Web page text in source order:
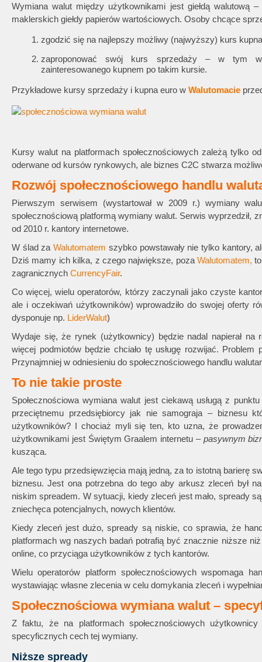
Wymiana walut między użytkownikami jest giełdą walutową
maklerskich giełdy papierów wartościowych. Osoby chcące
zgodzić się na najlepszy możliwy (najwyższy) kurs
zaproponować swój kurs sprzedaży – w tym
zainteresowanego kupnem po takim kursie.
Przykładowe kursy sprzedaży i kupna euro w Walutomacie
Kursy walut na platformach społecznościowych zależą tylko
oderwane od kursów rynkowych, ale biznes C2C stwarza
Rozwój społecznościowego handlu
Pierwszym serwisem (wystartował w 2009 r.) wymiany
społecznościową platformą wymiany walut. Serwis wyprzedził,
od 2010 r. kantory internetowe.
W ślad zaWalutomatem szybko powstawały nie tylko kantory,
Dziś mamy ich kilka, z czego największe, poza Walutomatem,
zagranicznych CurrencyFair.
Co więcej, wielu operatorów, którzy zaczynali jako czyste
ale i oczekiwań użytkowników) wprowadziło do swojej oferty
dysponuje np. LiderWalut)
Wydaje się, że rynek (użytkownicy) będzie nadal napierał na
więcej podmiotów będzie chciało tę usługę rozwijać.
Przynajmniej w odniesieniu do społecznościowego handlu
To nie takie proste
Społecznościowa wymiana walut jest ciekawą usługą z
przeciętnemu przedsiębiorcy jak nie samograja – biznesu
użytkowników? I chociaż myli się ten, kto uzna, że
użytkownikami jest Świętym Graalem internetu – pasywnym
kusząca.
Ale tego typu przedsięwzięcia mają jedną, za to istotną barierę
biznesu. Jest ona potrzebna do tego aby arkusz zleceń był
niskim spreadem. W sytuacji, kiedy zleceń jest mało, spready
zniechęca potencjalnych, nowych klientów.
Kiedy zleceń jest dużo, spready są niskie, co sprawia, że
platformach wg naszych badań potrafią być znacznie niższe
online, co przyciąga użytkowników z tych kantorów.
Wielu operatorów platform społecznościowych wspomaga
wystawiając własne zlecenia w celu domykania zleceń i
Społecznościowa wymiana walut –
Z faktu, że na platformach społecznościowych
specyficznych cech tej wymiany.
Niższe spready